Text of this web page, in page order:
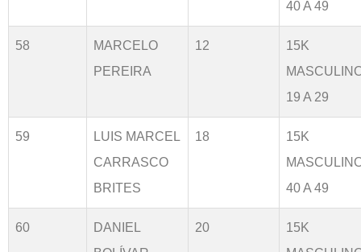
40 A 49
58
MARCELO
PEREIRA
12
15K
19 A 29
59
LUIS MARCEL
CARRASCO
BRITES
18
15K
40 A 49
60
DANIEL
20
15K